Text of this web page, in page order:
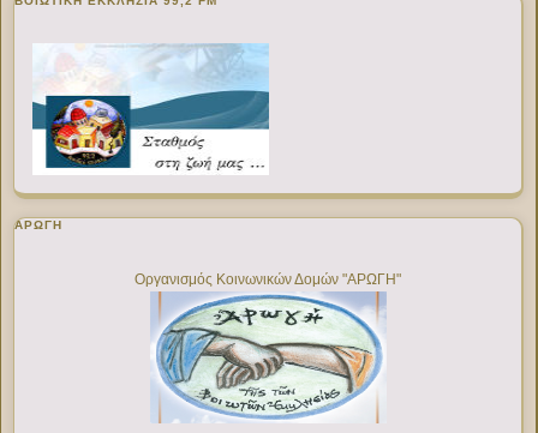
ΑΡΩΓΗ
Οργανισμός Κοινωνικών Δομών "ΑΡΩΓΗ"